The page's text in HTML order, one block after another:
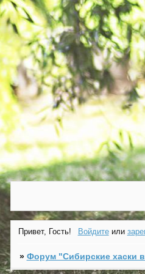
Привет, Гость! Войдитеили
» Форум "Cибирские хаски